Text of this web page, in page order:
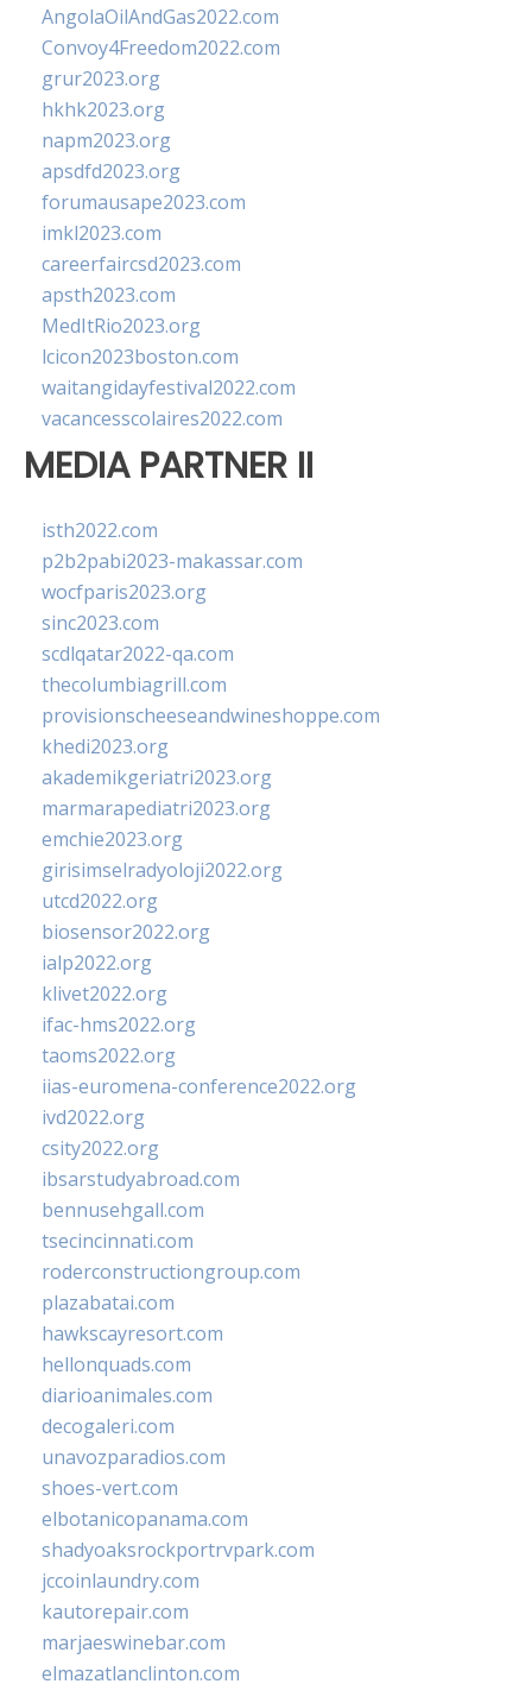
AngolaOilAndGas2022.com
Convoy4Freedom2022.com
grur2023.org
hkhk2023.org
napm2023.org
apsdfd2023.org
forumausape2023.com
imkl2023.com
careerfaircsd2023.com
apsth2023.com
MedItRio2023.org
lcicon2023boston.com
waitangidayfestival2022.com
vacancesscolaires2022.com
MEDIA PARTNER II
isth2022.com
p2b2pabi2023-makassar.com
wocfparis2023.org
sinc2023.com
scdlqatar2022-qa.com
thecolumbiagrill.com
provisionscheeseandwineshoppe.com
khedi2023.org
akademikgeriatri2023.org
marmarapediatri2023.org
emchie2023.org
girisimselradyoloji2022.org
utcd2022.org
biosensor2022.org
ialp2022.org
klivet2022.org
ifac-hms2022.org
taoms2022.org
iias-euromena-conference2022.org
ivd2022.org
csity2022.org
ibsarstudyabroad.com
bennusehgall.com
tsecincinnati.com
roderconstructiongroup.com
plazabatai.com
hawkscayresort.com
hellonquads.com
diarioanimales.com
decogaleri.com
unavozparadios.com
shoes-vert.com
elbotanicopanama.com
shadyoaksrockportrvpark.com
jccoinlaundry.com
kautorepair.com
marjaeswinebar.com
elmazatlanclinton.com